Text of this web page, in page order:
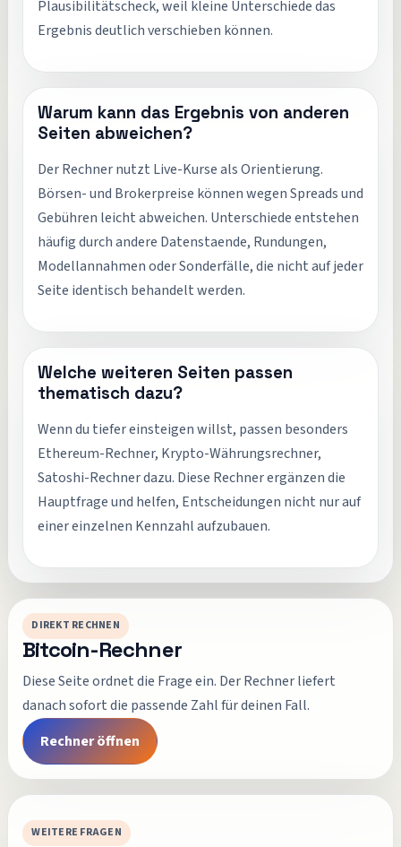
Plausibilitätscheck, weil kleine Unterschiede das
Ergebnis deutlich verschieben können.
Warum kann das Ergebnis von anderen
Seiten abweichen?
Der Rechner nutzt Live-Kurse als Orientierung.
Börsen- und Brokerpreise können wegen Spreads und
Gebühren leicht abweichen. Unterschiede entstehen
häufig durch andere Datenstaende, Rundungen,
Modellannahmen oder Sonderfälle, die nicht auf jeder
Seite identisch behandelt werden.
Welche weiteren Seiten passen
thematisch dazu?
Wenn du tiefer einsteigen willst, passen besonders
Ethereum-Rechner, Krypto-Währungsrechner,
Satoshi-Rechner dazu. Diese Rechner ergänzen die
Hauptfrage und helfen, Entscheidungen nicht nur auf
einer einzelnen Kennzahl aufzubauen.
DIREKT RECHNEN
Bitcoin-Rechner
Diese Seite ordnet die Frage ein. Der Rechner liefert
danach sofort die passende Zahl für deinen Fall.
Rechner öffnen
WEITERE FRAGEN